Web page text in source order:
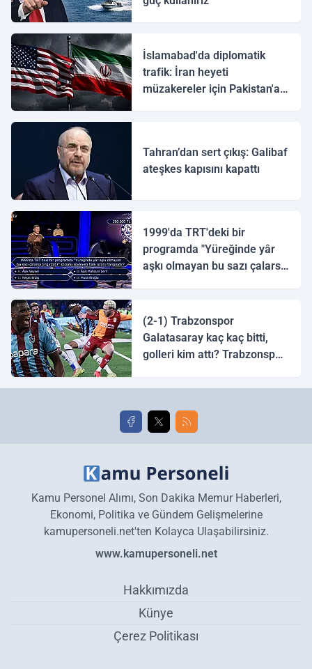
İslamabad'da diplomatik
trafik: İran heyeti
müzakereler için Pakistan'a
Tahran’dan sert çıkış: Galibaf
ateşkes kapısını kapattı
1999'da TRT'deki bir
programda "Yüreğinde yâr
aşkı olmayan bu sazı çalarsa
(2-1) Trabzonspor
Galatasaray kaç kaç bitti,
golleri kim attı? Trabzonspor
golleri!
Kamu Personel Alımı, Son Dakika Memur Haberleri,
Ekonomi, Politika ve Gündem Gelişmelerine
kamupersoneli.net'ten Kolayca Ulaşabilirsiniz.
www.kamupersoneli.net
Hakkımızda
Künye
Çerez Politikası